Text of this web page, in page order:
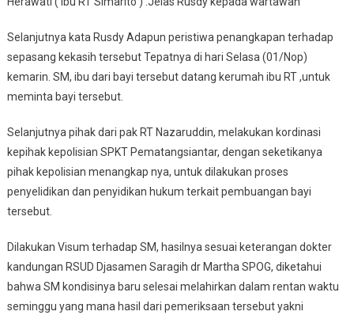
Selanjutnya kata Rusdy Adapun peristiwa penangkapan terhadap
sepasang kekasih tersebut Tepatnya di hari Selasa (01/Nop)
kemarin. SM, ibu dari bayi tersebut datang kerumah ibu RT ,untuk
meminta bayi tersebut.
Selanjutnya pihak dari pak RT Nazaruddin, melakukan kordinasi
kepihak kepolisian SPKT Pematangsiantar, dengan seketikanya
pihak kepolisian menangkap nya, untuk dilakukan proses
penyelidikan dan penyidikan hukum terkait pembuangan bayi
tersebut.
Dilakukan Visum terhadap SM, hasilnya sesuai keterangan dokter
kandungan RSUD Djasamen Saragih dr Martha SPOG, diketahui
bahwa SM kondisinya baru selesai melahirkan dalam rentan waktu
seminggu yang mana hasil dari pemeriksaan tersebut yakni